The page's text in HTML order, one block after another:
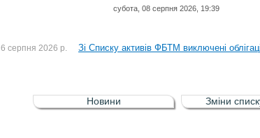
субота, 08 серпня 2026, 19:39
До Списку активів регульованого
6 серпня 2026 р. Зі Списку активів ФБТМ виключені
5 серпня 2026 р. Зі списку активів РФР виключені
Новини Зміни